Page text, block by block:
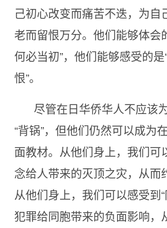
己初心改变而痛苦不迭，为自
老而留恨万分。他们能够体会
何必当初”，他们能够感受的
恨”。
尽管在日华侨华人不应该
“背锅”，但他们仍然可以成为
面教材。从他们身上，我们可
念给人带来的灭顶之灾，从而
从他们身上，我们可以感受到
犯罪给同胞带来的负面影响，